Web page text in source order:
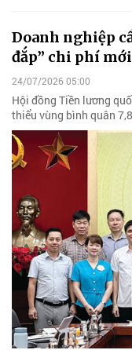
Doanh nghiệp
đắp” chi phí mới
24/07/2026 05:00
Hội đồng Tiền lương
thiểu vùng bình quân